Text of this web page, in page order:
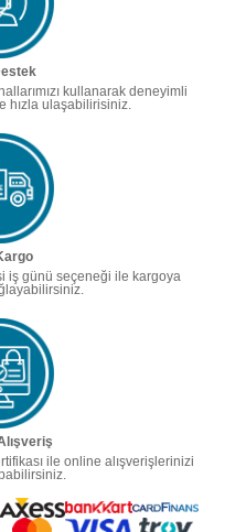
kullanarak deneyimli
hızla ulaşabilirisiniz.
iş günü seçeneği ile kargoya
ile online alışverişlerinizi